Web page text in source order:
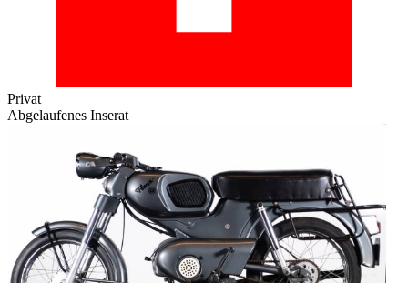
Privat
Abgelaufenes Inserat